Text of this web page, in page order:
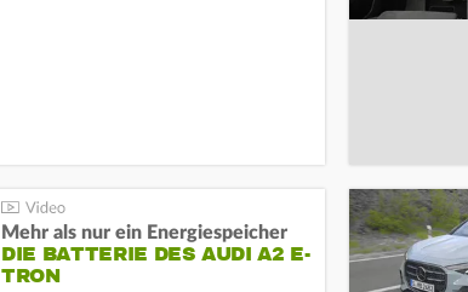
Mehr als nur ein Energiespeicher
DIE BATTERIE DES AUDI A2 E-
TRON